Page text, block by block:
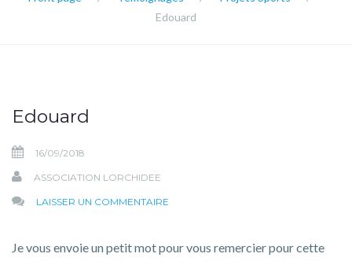
Edouard
Edouard
16/09/2018
ASSOCIATION LORCHIDEE
LAISSER UN COMMENTAIRE
Je vous envoie un petit mot pour vous remercier pour cette